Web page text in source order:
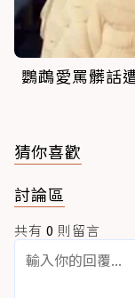
鸚鵡愛罵髒話
猜你喜歡
討論區
共有 0 則留言